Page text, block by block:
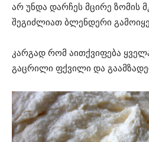
არ უნდა დარჩეს მცირე ზომის
შეგიძლიათ ბლენდერი
კარგად რომ აითქვიფება
გაცრილი ფქვილი და